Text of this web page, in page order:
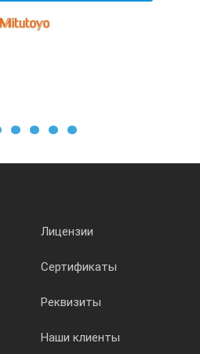
Лицензии
Сертификаты
Реквизиты
Наши клиенты